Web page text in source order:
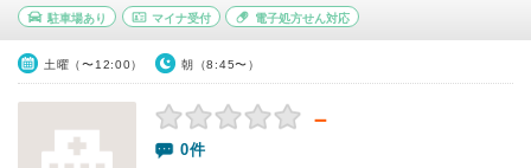
駐車場あり マイナ受付 電子処方せん対応
土曜（〜12:00） 朝（8:45〜）
－
0件